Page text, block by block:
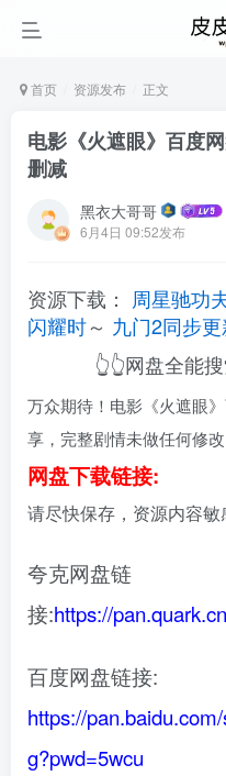
首页 资源发布 正文
电影《火遮眼》百度
删减
黑衣大哥哥
6月4日 09:52发布
资源下载： 周星驰功
闪耀时～ 九门2同步
👆👆网盘全能
万众期待！电影《火遮眼
享，完整剧情未做任何修
网盘下载链接:
请尽快保存，资源内容
夸克网盘链
接:https://
百度网盘链接:
https://
g?pwd=5wcu